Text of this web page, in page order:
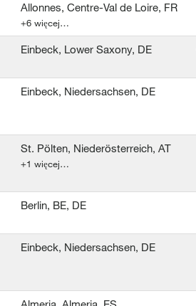
Allonnes, Centre-Val de Loire, FR
+6 więcej…
Einbeck, Lower Saxony, DE
Einbeck, Niedersachsen, DE
St. Pölten, Niederösterreich, AT
+1 więcej…
Berlin, BE, DE
Einbeck, Niedersachsen, DE